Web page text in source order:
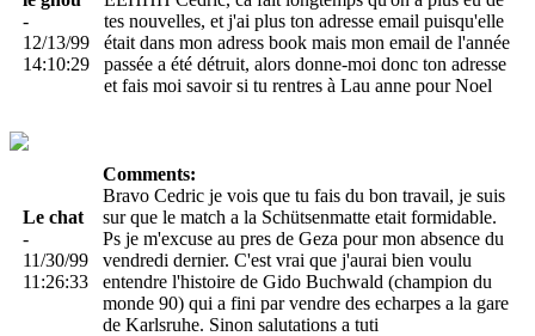
-
12/13/99
14:10:29
tes nouvelles, et j'ai plus ton adresse email puisqu'elle
était dans mon adress book mais mon email de l'année
passée a été détruit, alors donne-moi donc ton adresse
et fais moi savoir si tu rentres à Lau anne pour Noel
Le chat
-
11/30/99
11:26:33
Comments:
Bravo Cedric je vois que tu fais du bon travail, je suis
sur que le match a la Schütsenmatte etait formidable.
Ps je m'excuse au pres de Geza pour mon absence du
vendredi dernier. C'est vrai que j'aurai bien voulu
entendre l'histoire de Gido Buchwald (champion du
monde 90) qui a fini par vendre des echarpes a la gare
de Karlsruhe. Sinon salutations a tuti